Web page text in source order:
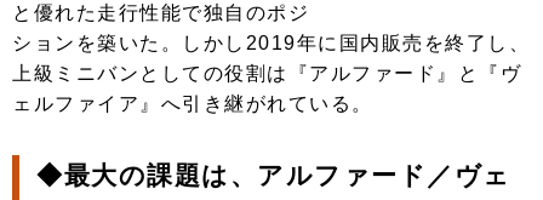
カーメーカー「旧車」関連プロジ
ェクト
イベント
イベント告知 イベントレポート
と優れた走行性能で独自のポジ
ションを築いた。しかし2019年に国内販売を終了し、
上級ミニバンとしての役割は『アルファード』と『ヴ
ェルファイア』へ引き継がれている。
◆最大の課題は、アルファード／ヴェ